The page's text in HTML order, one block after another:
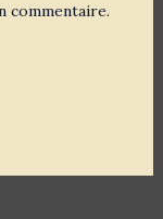
commentaire.